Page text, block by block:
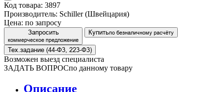
Код товара: 3897
Производитель: Schiller (Швейцария)
Цена: по запросу
Запросить
коммерческое предложение
Купитьпо безналичному расчёту
Тех.задание (44-Ф3, 223-Ф3)
Возможен выезд специалиста
ЗАДАТЬ ВОПРОСпо данному товару
Описание